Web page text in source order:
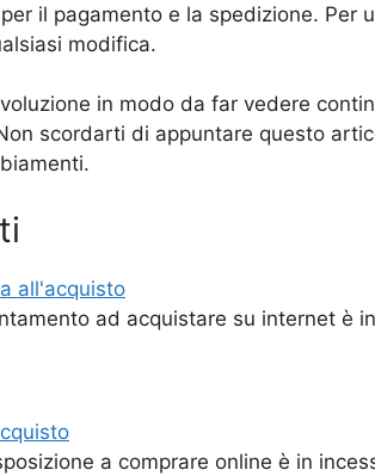
il pagamento e la spedizione. Per
modifica.
in modo da far vedere
scordarti di appuntare questo
all'acquisto
ad acquistare su internet è
a comprare online è in